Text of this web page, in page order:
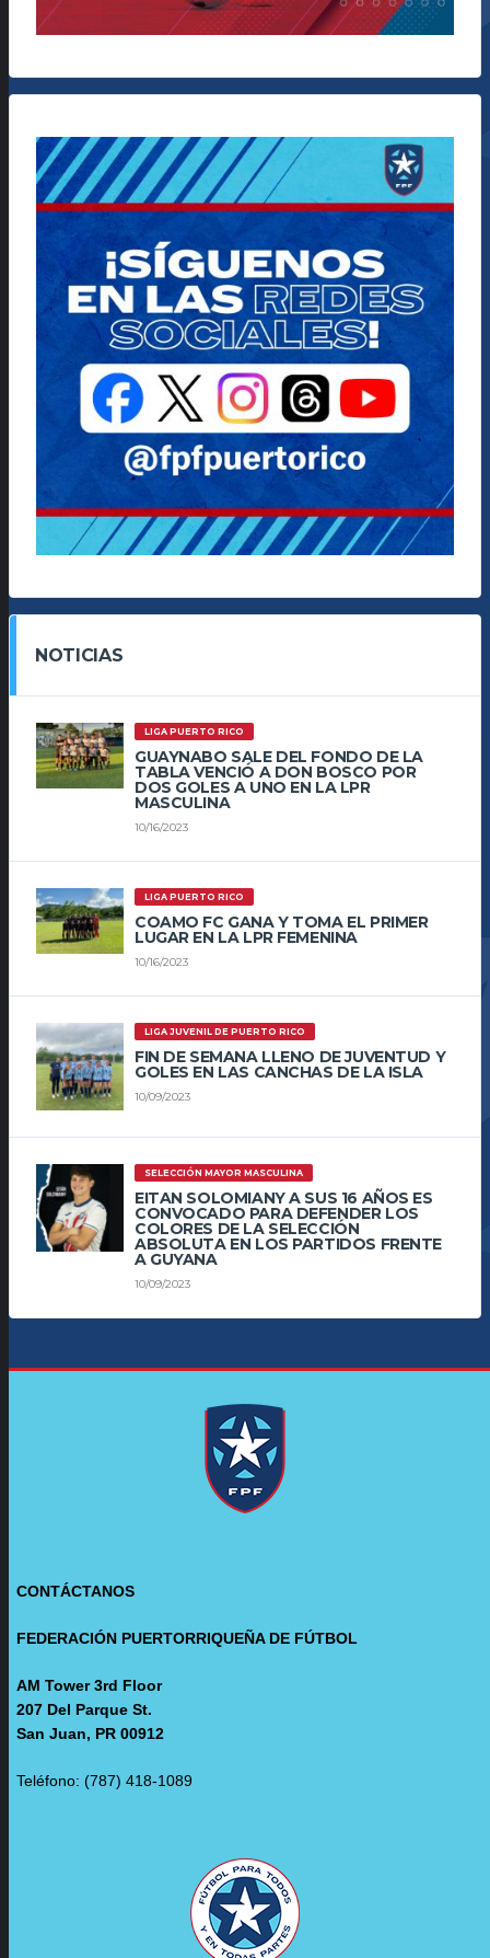
NOTICIAS
LIGA PUERTO RICO
GUAYNABO SALE DEL FONDO DE LA
TABLA VENCIÓ A DON BOSCO POR
DOS GOLES A UNO EN LA LPR
MASCULINA
10/16/2023
LIGA PUERTO RICO
COAMO FC GANA Y TOMA EL PRIMER
LUGAR EN LA LPR FEMENINA
10/16/2023
LIGA JUVENIL DE PUERTO RICO
FIN DE SEMANA LLENO DE JUVENTUD Y
GOLES EN LAS CANCHAS DE LA ISLA
10/09/2023
SELECCIÓN MAYOR MASCULINA
EITAN SOLOMIANY A SUS 16 AÑOS ES
CONVOCADO PARA DEFENDER LOS
COLORES DE LA SELECCIÓN
ABSOLUTA EN LOS PARTIDOS FRENTE
A GUYANA
10/09/2023
CONTÁCTANOS
FEDERACIÓN PUERTORRIQUEÑA DE FÚTBOL
AM Tower 3rd Floor
207 Del Parque St.
San Juan, PR 00912
Teléfono: (787) 418-1089